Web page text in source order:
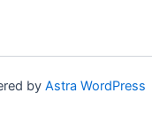
by Astra WordPress